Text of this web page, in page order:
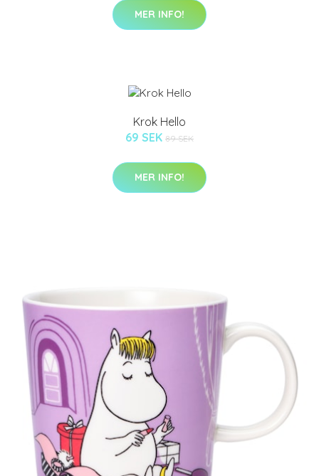
MER INFO!
Krok Hello
69 SEK 89 SEK
MER INFO!